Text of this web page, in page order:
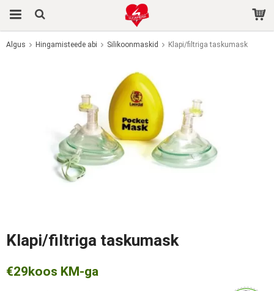
Algus Hingamisteede abi Silikoonmaskid Klapi/filtriga taskumask
Klapi/filtriga taskumask
€29koos KM-ga